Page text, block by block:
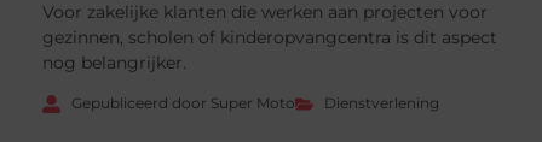
Voor zakelijke klanten die werken aan projecten voor
gezinnen, scholen of kinderopvangcentra is dit aspect
nog belangrijker.
Gepubliceerd door Super Moto Dienstverlening